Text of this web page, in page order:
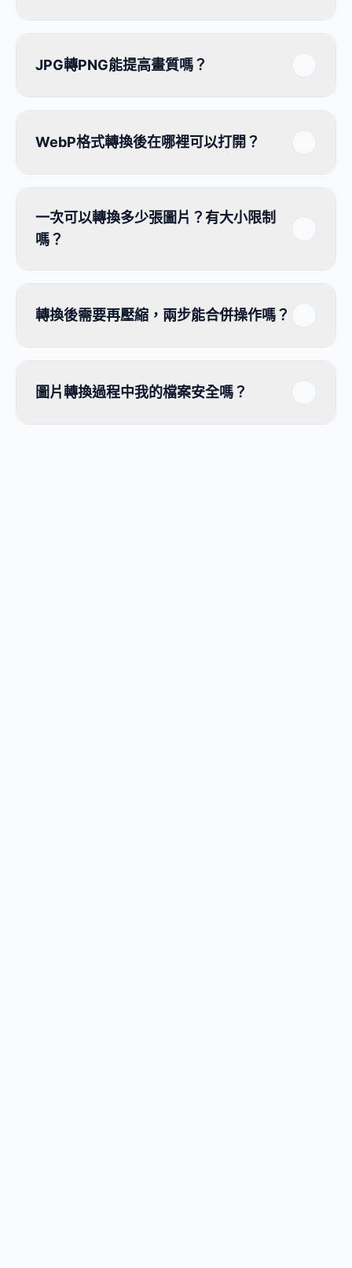
JPG轉PNG能提高畫質嗎？
WebP格式轉換後在哪裡可以打開？
一次可以轉換多少張圖片？有大小限制
嗎？
轉換後需要再壓縮，兩步能合併操作嗎？
圖片轉換過程中我的檔案安全嗎？